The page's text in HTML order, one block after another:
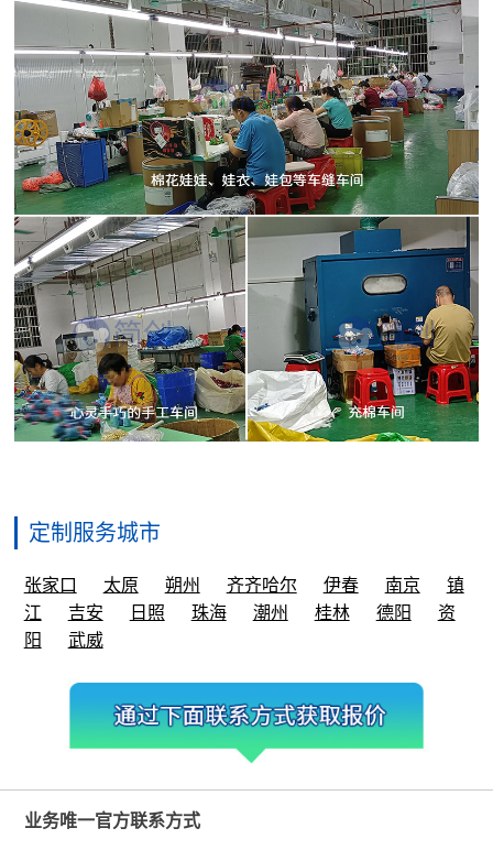
定制服务城市
张家口 太原 朔州 齐齐哈尔 伊春 南京
镇
江
吉安 日照 珠海 潮州 桂林 德阳
资
阳
武威
业务唯一官方联系方式